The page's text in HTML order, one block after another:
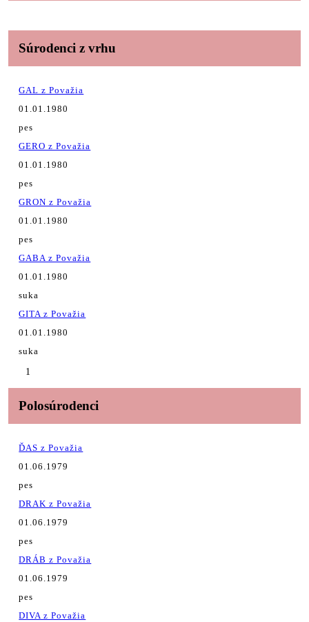
Súrodenci z vrhu
GAL z Považia
01.01.1980
pes
GERO z Považia
01.01.1980
pes
GRON z Považia
01.01.1980
pes
GABA z Považia
01.01.1980
suka
GITA z Považia
01.01.1980
suka
1
Polosúrodenci
ĎAS z Považia
01.06.1979
pes
DRAK z Považia
01.06.1979
pes
DRÁB z Považia
01.06.1979
pes
DIVA z Považia